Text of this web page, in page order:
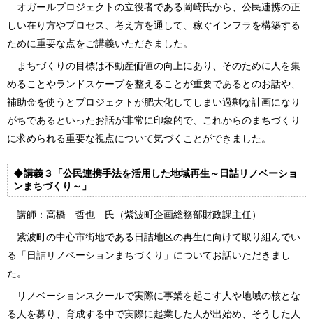
オガールプロジェクトの立役者である岡崎氏から、公民連携の正
しい在り方やプロセス、考え方を通して、稼ぐインフラを構築する
ために重要な点をご講義いただきました。
まちづくりの目標は不動産価値の向上にあり、そのために人を集
めることやランドスケープを整えることが重要であるとのお話や、
補助金を使うとプロジェクトが肥大化してしまい過剰な計画になり
がちであるといったお話が非常に印象的で、これからのまちづくり
に求められる重要な視点について気づくことができました。
◆講義３「公民連携手法を活用した地域再生～日詰リノベーショ
ンまちづくり～」
講師：高橋 哲也 氏（紫波町企画総務部財政課主任）
紫波町の中心市街地である日詰地区の再生に向けて取り組んでい
る「日詰リノベーションまちづくり」についてお話いただきまし
た。
リノベーションスクールで実際に事業を起こす人や地域の核とな
る人を募り、育成する中で実際に起業した人が出始め、そうした人